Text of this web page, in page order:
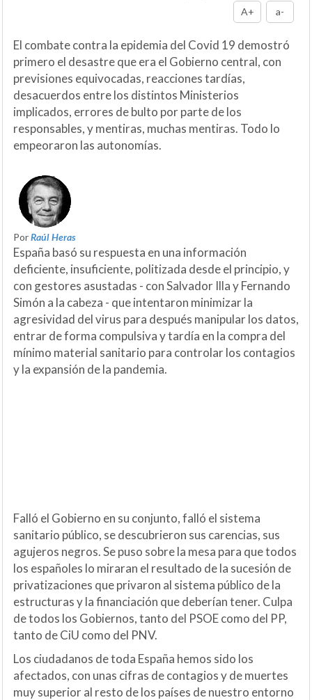
A+
a-
El combate contra la epidemia del Covid 19 demostró
primero el desastre que era el Gobierno central, con
previsiones equivocadas, reacciones tardías,
desacuerdos entre los distintos Ministerios
implicados, errores de bulto por parte de los
responsables, y mentiras, muchas mentiras. Todo lo
empeoraron las autonomías.
PorRaúl Heras
España basó su respuesta en una información
deficiente, insuficiente, politizada desde el principio, y
con gestores asustadas - con Salvador Illa y Fernando
Simón a la cabeza - que intentaron minimizar la
agresividad del virus para después manipular los datos,
entrar de forma compulsiva y tardía en la compra del
mínimo material sanitario para controlar los contagios
y la expansión de la pandemia.
Falló el Gobierno en su conjunto, falló el sistema
sanitario público, se descubrieron sus carencias, sus
agujeros negros. Se puso sobre la mesa para que todos
los españoles lo miraran el resultado de la sucesión de
privatizaciones que privaron al sistema público de la
estructuras y la financiación que deberían tener. Culpa
de todos los Gobiernos, tanto del PSOE como del PP,
tanto de CiU como del PNV.
Los ciudadanos de toda España hemos sido los
afectados, con unas cifras de contagios y de muertes
muy superior al resto de los países de nuestro entorno